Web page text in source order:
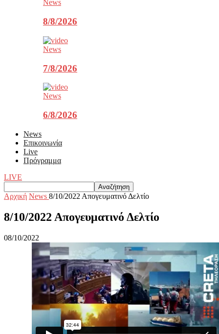
News
8/8/2026
News
7/8/2026
News
6/8/2026
News
Επικοινωνία
Live
Πρόγραμμα
LIVE
Αρχική News 8/10/2022 Aπογευματινό Δελτίο
8/10/2022 Aπογευματινό Δελτίο
08/10/2022